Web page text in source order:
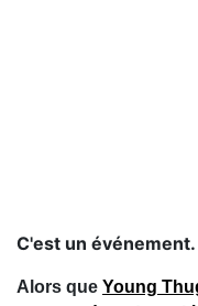
C'est un événement.
Alors que Young